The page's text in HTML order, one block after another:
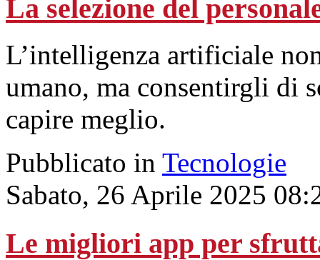
La selezione del
L’intelligenza artificiale
umano, ma consentirgli di
capire meglio.
Pubblicato in Tecnologie
Sabato, 26 Aprile 2025
Le migliori app per